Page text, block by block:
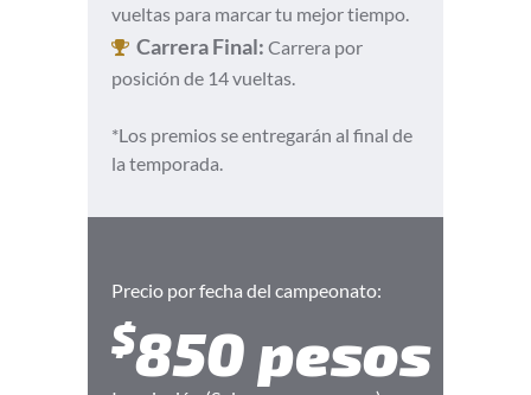
vueltas para marcar tu mejor tiempo.
Carrera Final: Carrera por
posición de 14 vueltas.
*Los premios se entregarán al final de
la temporada.
Precio por fecha del campeonato:
$850 pesos